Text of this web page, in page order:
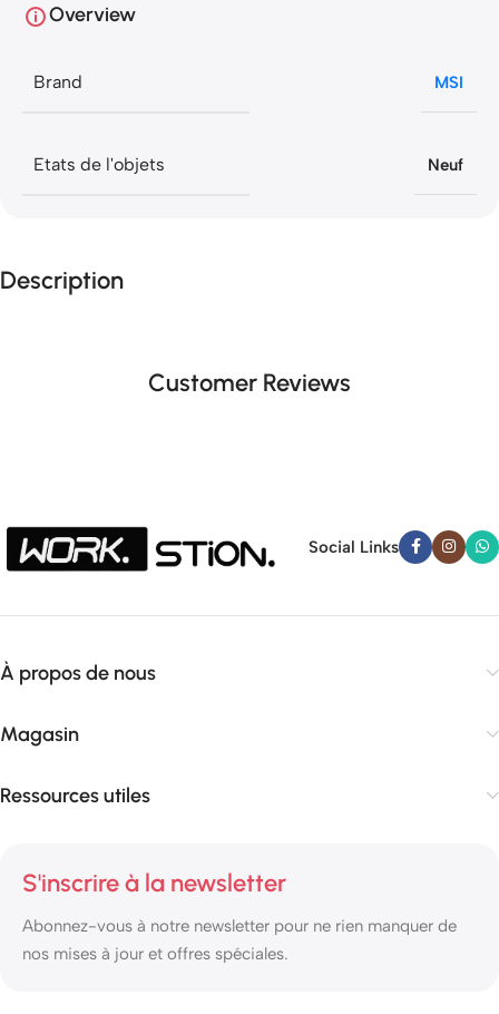
Overview
Brand MSI
Etats de l'objets Neuf
Description
Customer Reviews
Social Links
À propos de nous
Magasin
Ressources utiles
S'inscrire à la newsletter
Abonnez-vous à notre newsletter pour ne rien manquer de
nos mises à jour et offres spéciales.